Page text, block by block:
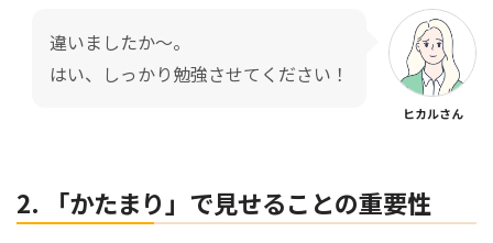
違いましたか〜。
はい、しっかり勉強させてください！
ヒカルさん
2. 「かたまり」で見せることの重要性